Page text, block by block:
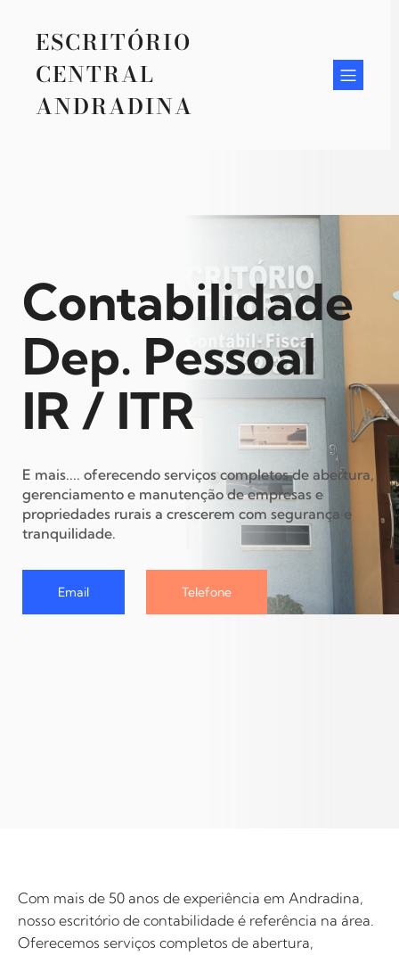
conteúdoESCRITÓRIO
CENTRAL
ANDRADINA
Contabilidade
Dep. Pessoal
IR / ITR
E mais.... oferecendo serviços completos de abertura,
gerenciamento e manutenção de empresas e
propriedades rurais a crescerem com segurança e
tranquilidade.
Email Telefone
Com mais de 50 anos de experiência em Andradina,
nosso escritório de contabilidade é referência na área.
Oferecemos serviços completos de abertura,